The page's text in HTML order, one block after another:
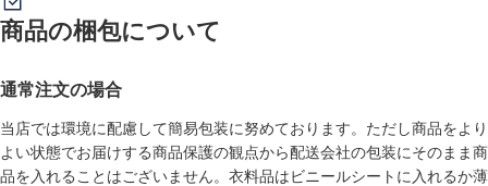
商品の梱包について
通常注文の場合
当店では環境に配慮して簡易包装に努めております。ただし商品をより
よい状態でお届けする商品保護の観点から配送会社の包装にそのまま商
品を入れることはございません。衣料品はビニールシートに入れるか薄